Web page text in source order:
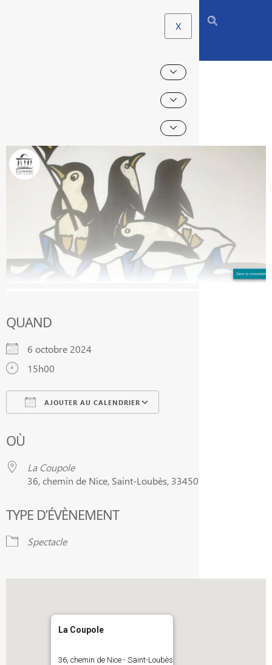
X
QUAND
6 octobre 2024
15h00
AJOUTER AU CALENDRIER
OÙ
La Coupole
36, chemin de Nice, Saint-Loubès, 33450
TYPE D’ÉVÈNEMENT
Spectacle
La Coupole
36, chemin de Nice - Saint-Loubès